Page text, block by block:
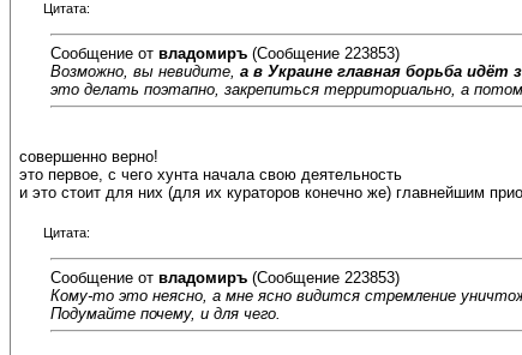
Цитата:
Сообщение от владомиръ (Сообщение 223853)
Возможно, вы невидите, а в Украине главная борьба идёт
это делать поэтапно, закрепиться территориально, а
совершенно верно!
это первое, с чего хунта начала свою деятельность
и это стоит для них (для их кураторов конечно же) главнейшим
Цитата:
Сообщение от владомиръ (Сообщение 223853)
Кому-то это неясно, а мне ясно видится стремление
Подумайте почему, и для чего.